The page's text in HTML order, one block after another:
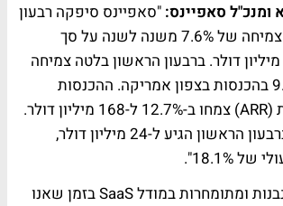
ומנכ"ל סאפיינס: "סאפיינס סיפקה רבעון
ראשון מוצק, עם צמיחה של 7.6% משנה לשנה על סך
הכנסות של 134 מיליון דולר. ברבעון הראשון בלטה צמיחה
מרשימה של 9.5% בהכנסות בצפון אמריקה. ההכנסות
החוזרות השנתיות (ARR) צמחו ב-12.7% ל-168 מיליון דולר.
הרווח התפעולי ברבעון הראשון הגיע ל-24 מיליון דולר,
18.1%".
"מכירות חדשות נבנות ומתומחרות במודל SaaS בזמן שאנו